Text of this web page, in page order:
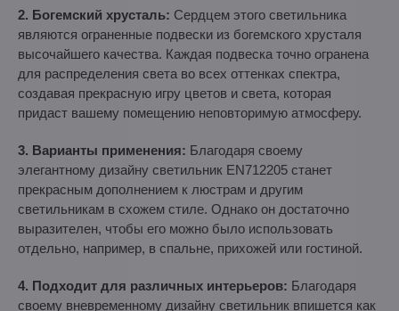
2. Богемский хрусталь: Сердцем этого светильника
являются ограненные подвески из богемского хрусталя
высочайшего качества. Каждая подвеска точно огранена
для распределения света во всех оттенках спектра,
создавая прекрасную игру цветов и света, которая
придаст вашему помещению неповторимую атмосферу.
3. Варианты применения: Благодаря своему
элегантному дизайну светильник EN712205 станет
прекрасным дополнением к люстрам и другим
светильникам в схожем стиле. Однако он достаточно
выразителен, чтобы его можно было использовать
отдельно, например, в спальне, прихожей или гостиной.
4. Подходит для различных интерьеров: Благодаря
своему вневременному дизайну светильник впишется как